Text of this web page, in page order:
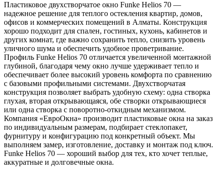
Пластиковое двухстворчатое окно Funke Helios 70 —
надежное решение для теплого остекления квартир, домов,
офисов и коммерческих помещений в Алматы. Конструкция
хорошо подходит для спален, гостиных, кухонь, кабинетов и
других комнат, где важно сохранить тепло, снизить уровень
уличного шума и обеспечить удобное проветривание.
Профиль Funke Helios 70 отличается увеличенной монтажной
глубиной, благодаря чему окно лучше удерживает тепло и
обеспечивает более высокий уровень комфорта по сравнению
с базовыми профильными системами. Двухстворчатая
конструкция позволяет выбрать удобную схему: одна створка
глухая, вторая открывающаяся, обе створки открывающиеся
или одна створка с поворотно-откидным механизмом.
Компания «ЕвроОкна» производит пластиковые окна на заказ
по индивидуальным размерам, подбирает стеклопакет,
фурнитуру и конфигурацию под конкретный объект. Мы
выполняем замер, изготовление, доставку и монтаж под ключ.
Funke Helios 70 — хороший выбор для тех, кто хочет теплые,
аккуратные и долговечные окна.